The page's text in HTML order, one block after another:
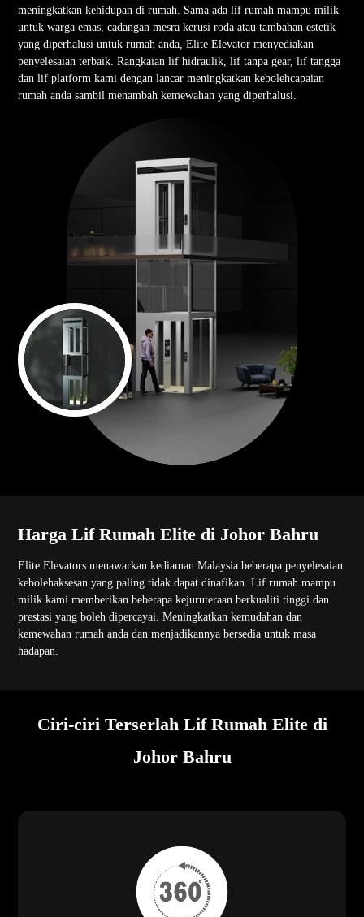
meningkatkan kehidupan di rumah. Sama ada lif rumah mampu milik
untuk warga emas, cadangan mesra kerusi roda atau tambahan estetik
yang diperhalusi untuk rumah anda, Elite Elevator menyediakan
penyelesaian terbaik. Rangkaian lif hidraulik, lif tanpa gear, lif tangga
dan lif platform kami dengan lancar meningkatkan kebolehcapaian
rumah anda sambil menambah kemewahan yang diperhalusi.
Harga Lif Rumah Elite di Johor Bahru
Elite Elevators menawarkan kediaman Malaysia beberapa penyelesaian
kebolehaksesan yang paling tidak dapat dinafikan. Lif rumah mampu
milik kami memberikan beberapa kejuruteraan berkualiti tinggi dan
prestasi yang boleh dipercayai. Meningkatkan kemudahan dan
kemewahan rumah anda dan menjadikannya bersedia untuk masa
hadapan.
Ciri-ciri Terserlah Lif Rumah Elite di
Johor Bahru